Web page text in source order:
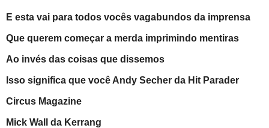
E esta vai para todos vocês vagabundos da imprensa
Que querem começar a merda imprimindo mentiras
Ao invés das coisas que dissemos
Isso significa que você Andy Secher da Hit Parader
Circus Magazine
Mick Wall da Kerrang